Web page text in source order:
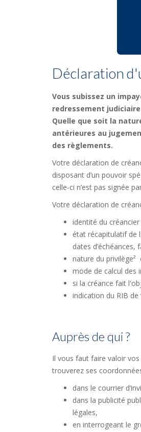
Déclaration
Vous subissez un
redressement
Quelle que soit la
antérieures au
des règlements.
Votre déclaration de
disposant d’un pouvoir
celle-ci n’est pas signée
Votre déclaration de
identité du
état récapitulatif de
dates
nature du
mode de calcul des
si la créance fait
indication du RIB
Auprès de qui ?
Il vous faut faire valoir
trouverez ses
dans le courrier
dans la publicité
légales,
en interrogeant le